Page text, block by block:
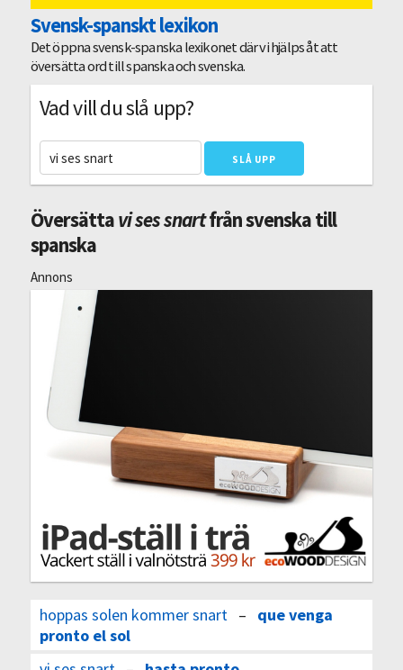
Svensk-spanskt lexikon
Det öppna svensk-spanska lexikonet där vi hjälps åt att
översätta ord till spanska och svenska.
Vad vill du slå upp?
Översättavi ses snartfrån svenska till
spanska
Annons
hoppas solen kommer snart– que venga
pronto el sol